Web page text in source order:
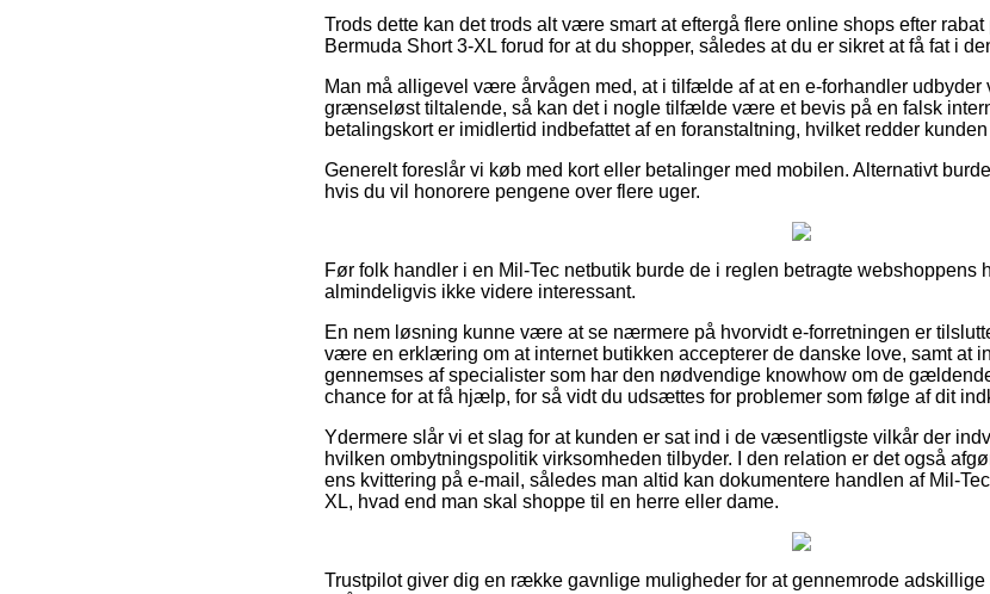
Trods dette kan det trods alt være smart at eftergå flere online shops efter
Bermuda Short 3-XL forud for at du shopper, således at du er sikret at få fat i
Man må alligevel være årvågen med, at i tilfælde af at en e-forhandler udbyder
grænseløst tiltalende, så kan det i nogle tilfælde være et bevis på en falsk
betalingskort er imidlertid indbefattet af en foranstaltning, hvilket redder
Generelt foreslår vi køb med kort eller betalinger med mobilen. Alternativt
hvis du vil honorere pengene over flere uger.
Før folk handler i en Mil-Tec netbutik burde de i reglen betragte webshoppens
almindeligvis ikke videre interessant.
En nem løsning kunne være at se nærmere på hvorvidt e-forretningen er
være en erklæring om at internet butikken accepterer de danske love, samt at
gennemses af specialister som har den nødvendige knowhow om de
chance for at få hjælp, for så vidt du udsættes for problemer som følge af dit
Ydermere slår vi et slag for at kunden er sat ind i de væsentligste vilkår der
hvilken ombytningspolitik virksomheden tilbyder. I den relation er det også
ens kvittering på e-mail, således man altid kan dokumentere handlen af Mil-
XL, hvad end man skal shoppe til en herre eller dame.
Trustpilot giver dig en række gavnlige muligheder for at gennemrode